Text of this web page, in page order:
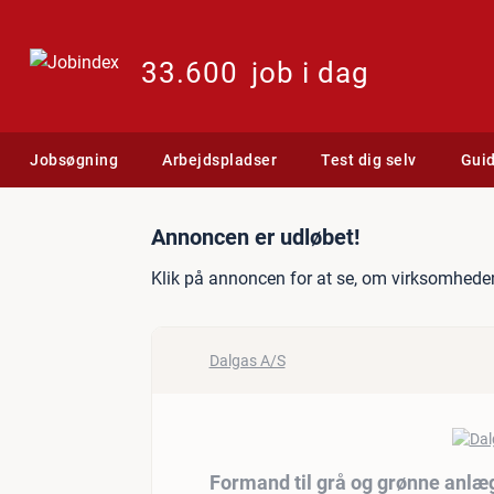
33.600 job i dag
Jobsøgning Arbejdspladser Test dig selv
Jobannonce: Formand
Annoncen er udløbet!
Klik på annoncen for at se, om
Dalgas A/S
Formand til grå og grønne